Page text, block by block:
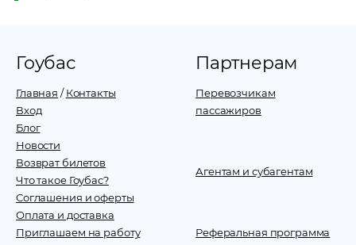
Гоубас
Главная /Контакты
Вход
Блог
Новости
Возврат билетов
Что такое Гоубас?
Соглашения и оферты
Оплата и доставка
Приглашаем на работу
Партнерам
Перевозчикам
пассажиров
Агентам и субагентам
Реферальная программа